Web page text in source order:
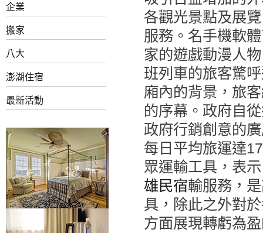
企業
搬家
八大
澎湖住宿
最新活動
各觀光景點及展
服務。名手機軟
家的遊戲動漫人
班列車的旅客驚
廂內的背景，旅
的序幕。政府自
政府行銷創意的
每日平均旅運達
眾運輸工具，表
雄民宿輸服務，
具，除此之外對
方面展現轉虧為